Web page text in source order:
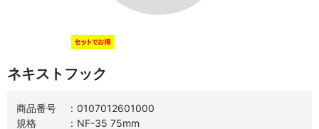
ネキストフック
商品番号
0107012601000
規格
NF-35 75mm